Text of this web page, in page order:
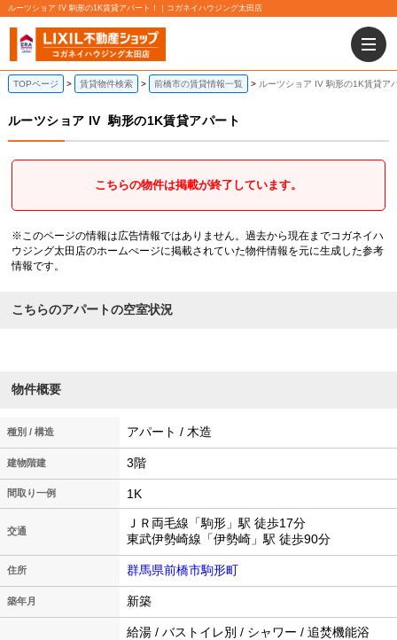
ルーツショア IV 駒形の1K賃貸アパート！｜コガネイハウジング太田店
TOPページ 賃貸物件検索 前橋市の賃貸情報一覧 ルーツショア IV 駒形の1K賃貸ア
ルーツショア IV 駒形の1K賃貸アパート
こちらの物件は掲載が終了しています。
※このページの情報は広告情報ではありません。過去から現在までコガネイハ
ウジング太田店のホームぺージに掲載されていた物件情報を元に生成した参考
情報です。
こちらのアパートの空室状況
物件概要
種別 / 構造 アパート / 木造
建物階建 3階
間取り一例 1K
交通
ＪＲ両毛線「駒形」駅 徒歩17分
東武伊勢崎線「伊勢崎」駅 徒歩90分
住所 群馬県前橋市駒形町
築年月 新築
給湯 / バストイレ別 / シャワー / 追焚機能浴